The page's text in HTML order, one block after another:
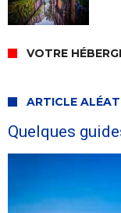
VOTRE
ARTICLE
Quelques